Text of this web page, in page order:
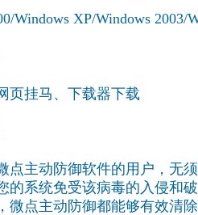
Windows XP/Windows 2003/
页挂马、下载器下载
点主动防御软件的用户，无
的系统免受该病毒的入侵和
微点主动防御都能够有效清